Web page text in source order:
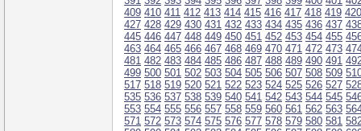
409 410 411 412 413 414 415 416 417 418 419 420
427 428 429 430 431 432 433 434 435 436 437
445 446 447 448 449 450 451 452 453 454 455
463 464 465 466 467 468 469 470 471 472 473
481 482 483 484 485 486 487 488 489 490 491
499 500 501 502 503 504 505 506 507 508 509
517 518 519 520 521 522 523 524 525 526 527
535 536 537 538 539 540 541 542 543 544 545
553 554 555 556 557 558 559 560 561 562 563
571 572 573 574 575 576 577 578 579 580 581